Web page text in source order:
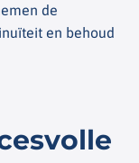
de
en behoud